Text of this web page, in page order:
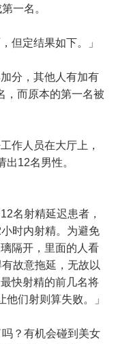
一名。
但定结果如下。」
分，其他人有加有
，而原本的第一名被
作人员在大厅上，
12名男性。
名射精延迟患者，
时内射精。为避免
隔开，里面的人看
故意拖延，无故以
快射精的前几名将
们射则算失败。」
？有机会碰到美女